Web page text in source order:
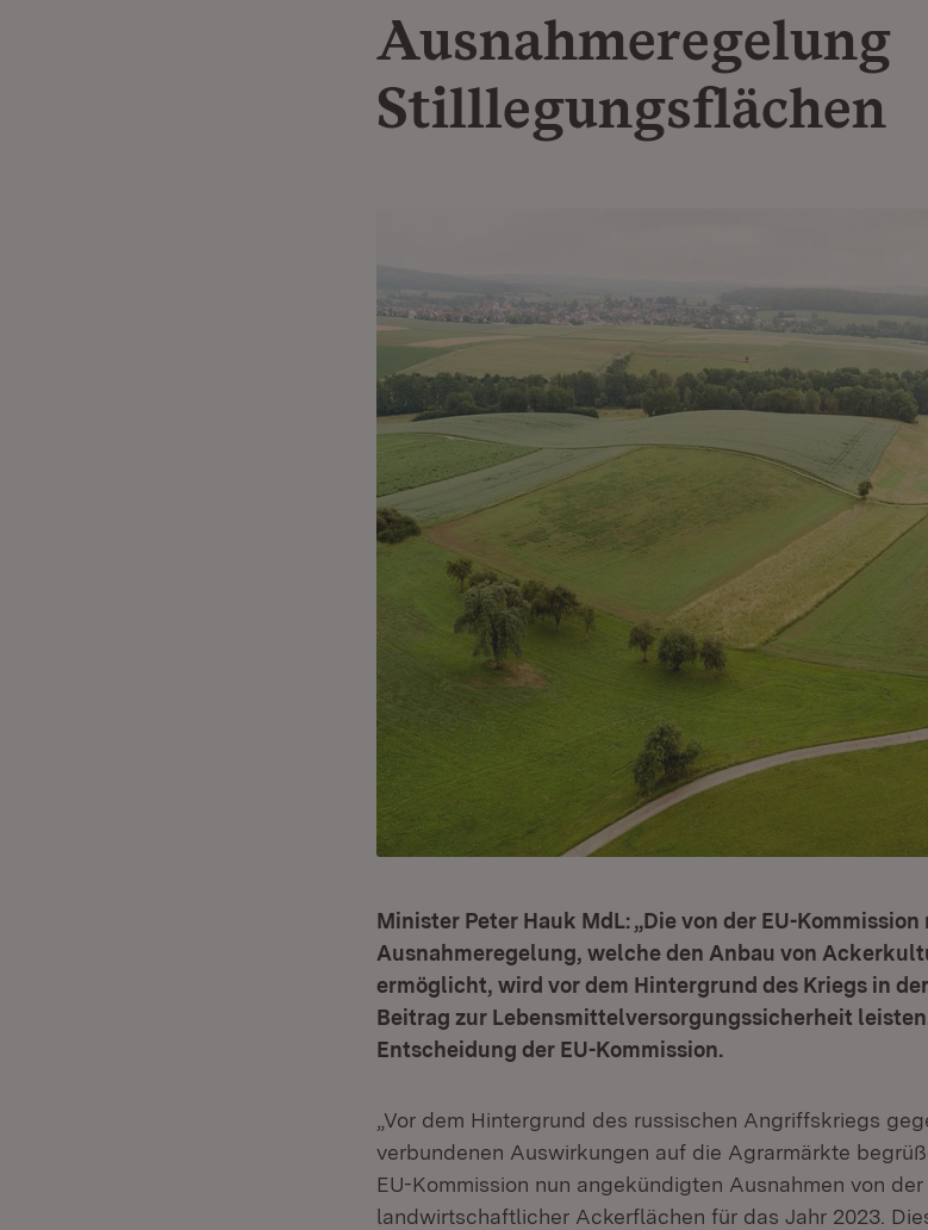
Ausnahmeregelung
Stilllegungsflächen
Minister Peter Hauk MdL: „Die von der EU-
Ausnahmeregelung, welche den Anbau von
ermöglicht, wird vor dem Hintergrund des Kriegs in
Beitrag zur Lebensmittelversorgungssicherheit
Entscheidung der EU-Kommission.
„Vor dem Hintergrund des russischen Angriffskriegs
verbundenen Auswirkungen auf die Agrarmärkte
EU-Kommission nun angekündigten Ausnahmen von
landwirtschaftlicher Ackerflächen für das Jahr 2023.